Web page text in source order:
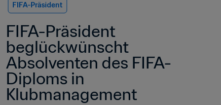
FIFA-Präsident
FIFA-Präsident
beglückwünscht
Absolventen des FIFA-
Diploms in
Klubmanagement